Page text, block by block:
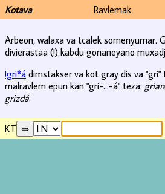
Kotava Ravlemak
Arbeon, walaxa va tcalek somenyurnar.
divierastaa (!) kabdu gonaneyano
!gri*á dimstakser va kot gray dis va "gri"
malravlem epun kan "gri-...-á" teza:
grizdá.
KT